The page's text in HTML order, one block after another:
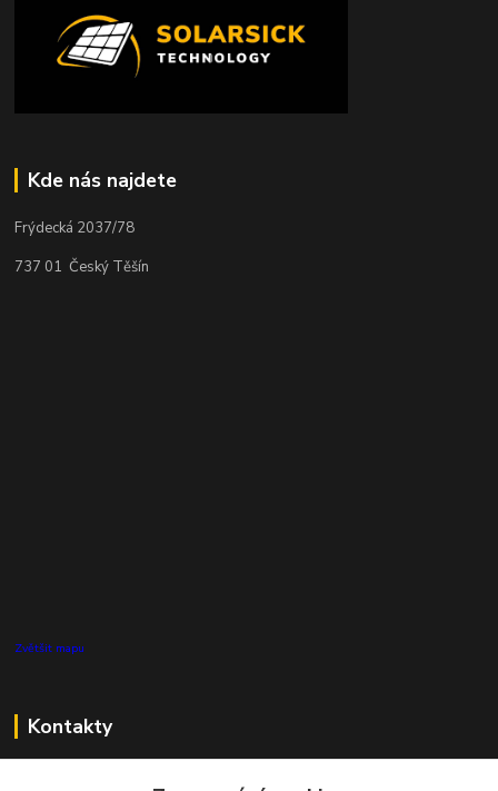
Kde nás najdete
Frýdecká 2037/78
737 01 Český Těšín
Zvětšit mapu
Kontakty